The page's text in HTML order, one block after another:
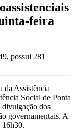
feira
possui 281
da Assistência
Social de Ponta
dos
governamentais. A
16h30.